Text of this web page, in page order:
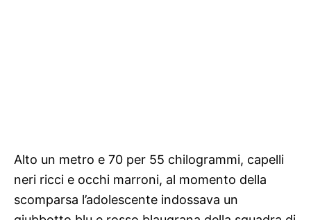
Alto un metro e 70 per 55 chilogrammi, capelli
neri ricci e occhi marroni, al momento della
scomparsa l’adolescente indossava un